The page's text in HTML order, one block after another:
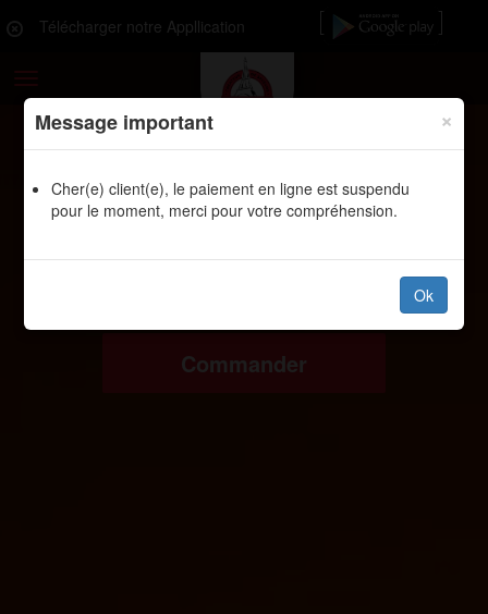
Télécharger notre Appllication
navigation
Commander
Message important ×
Cher(e) client(e), le paiement en ligne est suspendu
pour le moment, merci pour votre compréhension.
Ok